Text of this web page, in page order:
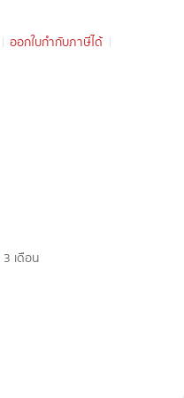
ออกใบกำกับภาษีได้
3 เดือน